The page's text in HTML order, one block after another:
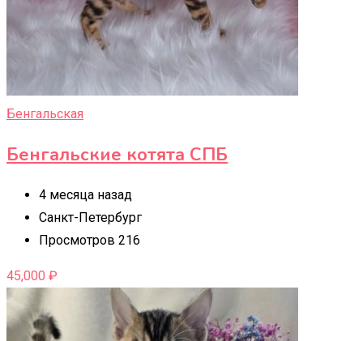
Бенгальская
Бенгальские котята СПБ
4 месяца назад
Санкт-Петербург
Просмотров 216
45,000 ₽